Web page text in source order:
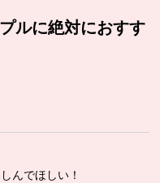
ルに絶対におすす
んでほしい！